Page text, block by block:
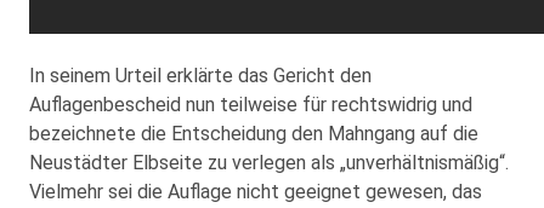
In seinem Urteil erklärte das Gericht den
Auflagenbescheid nun teilweise für rechtswidrig und
bezeichnete die Entscheidung den Mahngang auf die
Neustädter Elbseite zu verlegen als „unverhältnismäßig“.
Vielmehr sei die Auflage nicht geeignet gewesen, das